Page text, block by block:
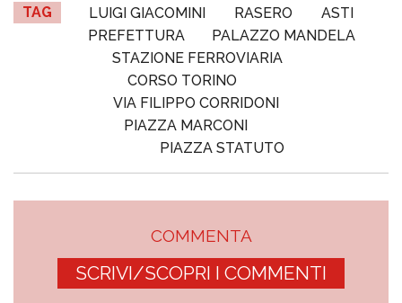
TAG LUIGI GIACOMINI RASERO
ASTI
PREFETTURA
PALAZZO MANDELA
STAZIONE FERROVIARIA
CORSO TORINO
VIA FILIPPO CORRIDONI
PIAZZA MARCONI
PIAZZA STATUTO
COMMENTA
SCRIVI/SCOPRI I COMMENTI